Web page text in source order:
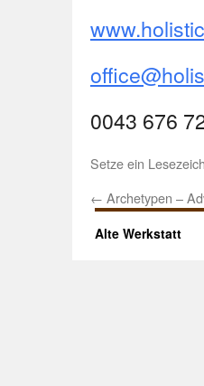
0043 676
Setze ein
← Archetypen –
Alte Werkstatt